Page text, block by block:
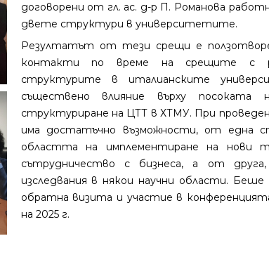
договорени от гл. ас. д-р П. Романова
двете структури в университетите.
Резултатът от тези срещи е
контакти по време на срещите с
структурите в италианските
съществено влияние върху
структуриране на ЦТТ в ХТМУ. При
има достатъчно възможности, от една
областта на имплементиране на нови
сътрудничество с бизнеса, а от
изследвания в някои научни области.
обратна визита и участие в
на 2025 г.